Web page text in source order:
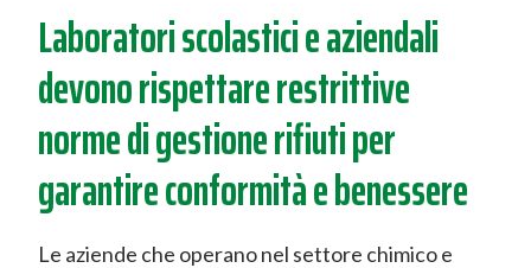
Laboratori scolastici e aziendali
devono rispettare restrittive
norme di gestione rifiuti per
garantire conformità e benessere
Le aziende che operano nel settore chimico e